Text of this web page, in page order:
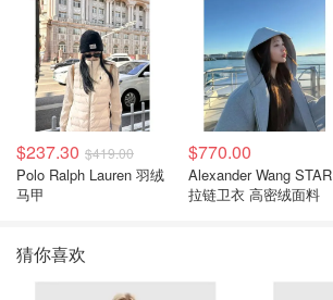
$237.30 $419.00
Polo Ralph Lauren 羽绒
马甲
$770.00
Alexander Wang STAR
拉链卫衣 高密绒面料
猜你喜欢